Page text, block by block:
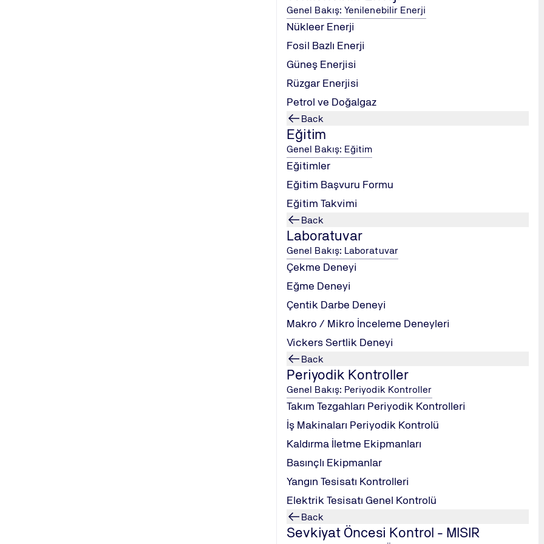
Genel Bakış: Yenilenebilir Enerji
Nükleer Enerji
Fosil Bazlı Enerji
Güneş Enerjisi
Rüzgar Enerjisi
Petrol ve Doğalgaz
Back
Eğitim
Genel Bakış: Eğitim
Eğitimler
Eğitim Başvuru Formu
Eğitim Takvimi
Back
Laboratuvar
Genel Bakış: Laboratuvar
Çekme Deneyi
Eğme Deneyi
Çentik Darbe Deneyi
Makro / Mikro İnceleme Deneyleri
Vickers Sertlik Deneyi
Back
Periyodik Kontroller
Genel Bakış: Periyodik Kontroller
Takım Tezgahları Periyodik Kontrolleri
İş Makinaları Periyodik Kontrolü
Kaldırma İletme Ekipmanları
Basınçlı Ekipmanlar
Yangın Tesisatı Kontrolleri
Elektrik Tesisatı Genel Kontrolü
Back
Sevkiyat Öncesi Kontrol - MISIR
Denetim sonuçlarının BRCGS derecelendirme sistemine göre sınıflandırılması.
Denetim raporunun hazırlanması ve üst yönetime sunulması.
Ambalaj üretim prosesleri için tehlike ve risk analizi pratikleri.
Denetim senaryoları ve vaka analizleri ile uygunsuzluk tespiti.
Grup çalışması ile iç tetkik simülasyonu ve raporlama alıştırması.
Gıda, ilaç, kozmetik gibi sektörler için ambalaj ve ambalaj malzemesi üreten firmaların çalışanları.
Kalite güvence, üretim, hijyen ve yönetim sistemleri sorumluları.
Eğitim sonunda yapılacak sınavda başarılı olan katılımcılaraTÜV NORD KATILIM SERTİFİKASI
TÜV NORD Turkey Teknik Kontrol ve Belgelendirme A.Ş. ⋅ Şehit Mehmet Fatih Öngül Sokak, No: 5 ⋅ Odak Plaza, Kat: 4, ⋅ 34742 Kadıköy/